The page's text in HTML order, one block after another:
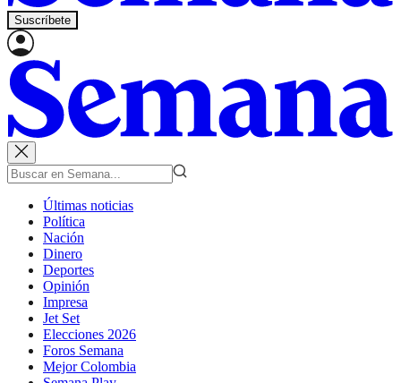
Suscríbete
Últimas noticias
Política
Nación
Dinero
Deportes
Opinión
Impresa
Jet Set
Elecciones 2026
Foros Semana
Mejor Colombia